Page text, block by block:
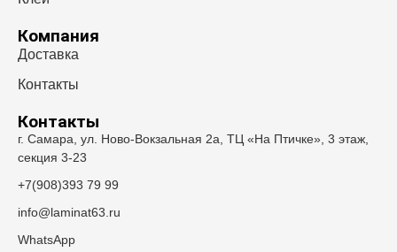
Компания
Доставка
Контакты
Контакты
г. Самара, ул. Ново-Вокзальная 2а, ТЦ «На Птичке», 3 этаж,
секция 3-23
+7(908)393 79 99
info@laminat63.ru
WhatsApp